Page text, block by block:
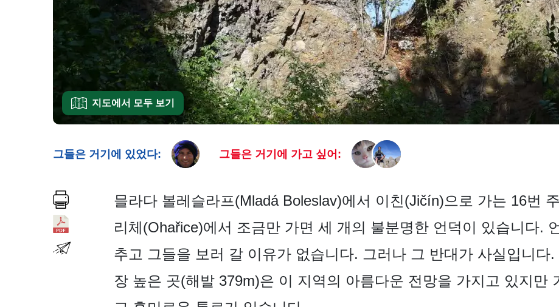
지도에서 모두 보기
그들은 거기에 있었다: 그들은 거기에 가고 싶어:
믈라다 볼레슬라프(Mladá Boleslav)에서 이친(Jičín)으로 가는 16번
리체(Ohařice)에서 조금만 가면 세 개의 불분명한 언덕이 있습니다.
추고 그들을 보러 갈 이유가 없습니다. 그러나 그 반대가 사실입니다
장 높은 곳(해발 379m)은 이 지역의 아름다운 전망을 가지고 있지만